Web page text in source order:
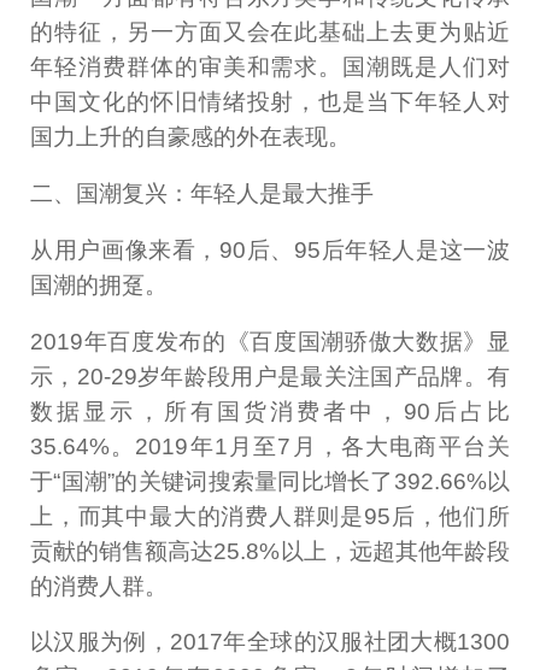
的特征，另一方面又会在此基础上去更为贴近
年轻消费群体的审美和需求。国潮既是人们对
中国文化的怀旧情绪投射，也是当下年轻人对
国力上升的自豪感的外在表现。
二、国潮复兴：年轻人是最大推手
从用户画像来看，90后、95后年轻人是这一波
国潮的拥趸。
2019年百度发布的《百度国潮骄傲大数据》显
示，20-29岁年龄段用户是最关注国产品牌。有
数据显示，所有国货消费者中，90后占比
35.64%。2019年1月至7月，各大电商平台关
于“国潮”的关键词搜索量同比增长了392.66%以
上，而其中最大的消费人群则是95后，他们所
贡献的销售额高达25.8%以上，远超其他年龄段
的消费人群。
以汉服为例，2017年全球的汉服社团大概1300